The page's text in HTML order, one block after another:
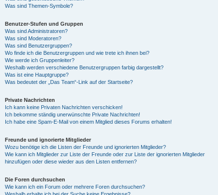
Was sind Themen-Symbole?
Benutzer-Stufen und Gruppen
Was sind Administratoren?
Was sind Moderatoren?
Was sind Benutzergruppen?
Wo finde ich die Benutzergruppen und wie trete ich ihnen bei?
Wie werde ich Gruppenleiter?
Weshalb werden verschiedene Benutzergruppen farbig dargestellt?
Was ist eine Hauptgruppe?
Was bedeutet der „Das Team“-Link auf der Startseite?
Private Nachrichten
Ich kann keine Privaten Nachrichten verschicken!
Ich bekomme ständig unerwünschte Private Nachrichten!
Ich habe eine Spam-E-Mail von einem Mitglied dieses Forums erhalten!
Freunde und ignorierte Mitglieder
Wozu benötige ich die Listen der Freunde und ignorierten Mitglieder?
Wie kann ich Mitglieder zur Liste der Freunde oder zur Liste der ignorierten Mitglieder
hinzufügen oder diese wieder aus den Listen entfernen?
Die Foren durchsuchen
Wie kann ich ein Forum oder mehrere Foren durchsuchen?